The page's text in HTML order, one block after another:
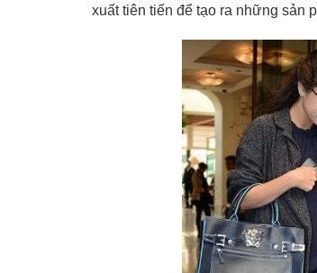
xuất tiên tiến để tạo ra những sản